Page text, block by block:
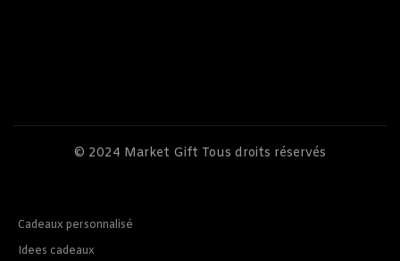
© 2024 Market Gift Tous droits réservés
Cadeaux personnalisé
Idees cadeaux